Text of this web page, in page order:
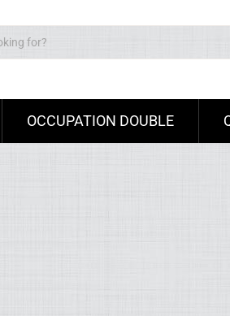
OCCUPATION DOUBLE